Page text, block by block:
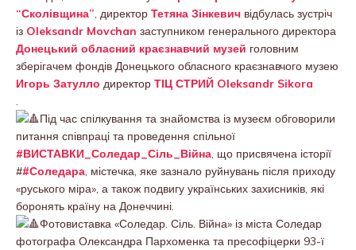
“Сколівщина”, директор Тетяна Зінкевич відбулась зустріч
із Oleksandr Movchan заступником генерального директора
Донецький обласний краєзнавчий музей головним
зберігачем фондів Донецького обласного краєзнавчого музею
Игорь Затулло директор ТІЦ СТРИЙ Oleksandr Sikora
.
Під час спілкування та знайомства із музеєм обговорили
питання співпраці та проведення спільної
#ВИСТАВКИ_Соледар_Сіль_Війна, що присвячена історії
##Соледара, містечка, яке зазнало руйнувань після приходу
«руського міра», а також подвигу українських захисників, які
боронять країну на Донеччині.
Фотовиставка «Соледар. Сіль. Війна» із міста Соледар
фотографа Олександра Пархоменка та пресофіцерки 93-ї